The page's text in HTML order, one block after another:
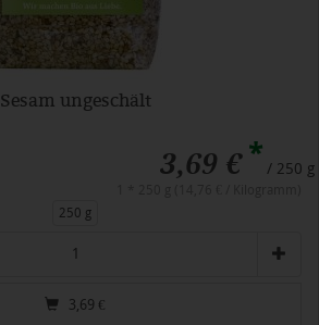
Sesam ungeschält
3,69 €* / 250 g
250 g
3,69 €